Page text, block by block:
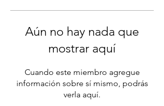
Aún no hay nada que
mostrar aquí
Cuando este miembro agregue
información sobre sí mismo, podrás
verla aquí.